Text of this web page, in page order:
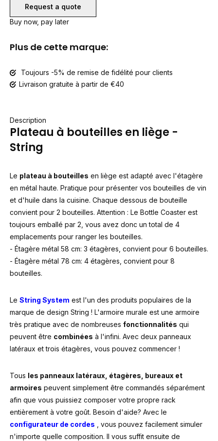
Request a quote
Buy now, pay later
Plus de cette marque:
Toujours -5% de remise de fidélité pour clients
Livraison gratuite à partir de €40
Description
Plateau à bouteilles en liège -
String
Le plateau à bouteilles en liège est adapté avec l'étagère
en métal haute. Pratique pour présenter vos bouteilles de vin
et d'huile dans la cuisine. Chaque dessous de bouteille
convient pour 2 bouteilles. Attention : Le Bottle Coaster est
toujours emballé par 2, vous avez donc un total de 4
emplacements pour ranger les bouteilles.
- Étagère métal 58 cm: 3 étagères, convient pour 6 bouteilles.
- Étagère métal 78 cm: 4 étagères, convient pour 8
bouteilles.
Le String System est l'un des produits populaires de la
marque de design String ! L'armoire murale est une armoire
très pratique avec de nombreuses fonctionnalités qui
peuvent être combinées à l'infini. Avec deux panneaux
latéraux et trois étagères, vous pouvez commencer !
Tous les panneaux latéraux, étagères, bureaux et
armoires peuvent simplement être commandés séparément
afin que vous puissiez composer votre propre rack
entièrement à votre goût. Besoin d'aide? Avec le
configurateur de cordes , vous pouvez facilement simuler
n'importe quelle composition. Il vous suffit ensuite de